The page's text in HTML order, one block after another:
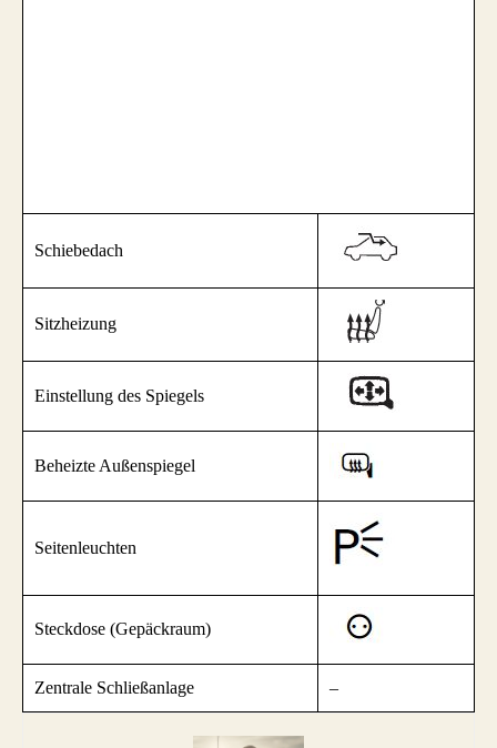
Schiebedach
Sitzheizung
Einstellung des Spiegels
Beheizte Außenspiegel
Seitenleuchten
Steckdose (Gepäckraum)
Zentrale Schließanlage –